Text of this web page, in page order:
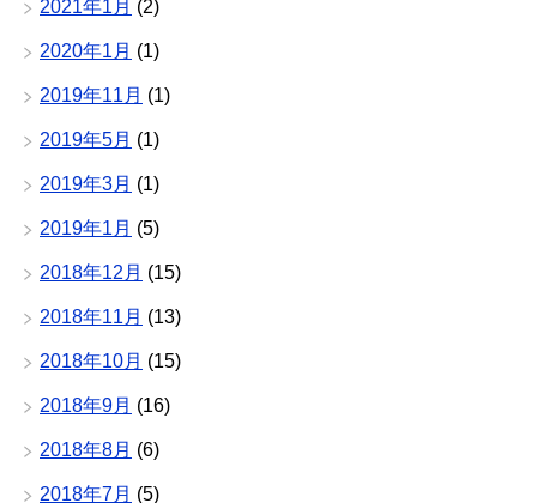
2021年1月 (2)
2020年1月 (1)
2019年11月 (1)
2019年5月 (1)
2019年3月 (1)
2019年1月 (5)
2018年12月 (15)
2018年11月 (13)
2018年10月 (15)
2018年9月 (16)
2018年8月 (6)
2018年7月 (5)